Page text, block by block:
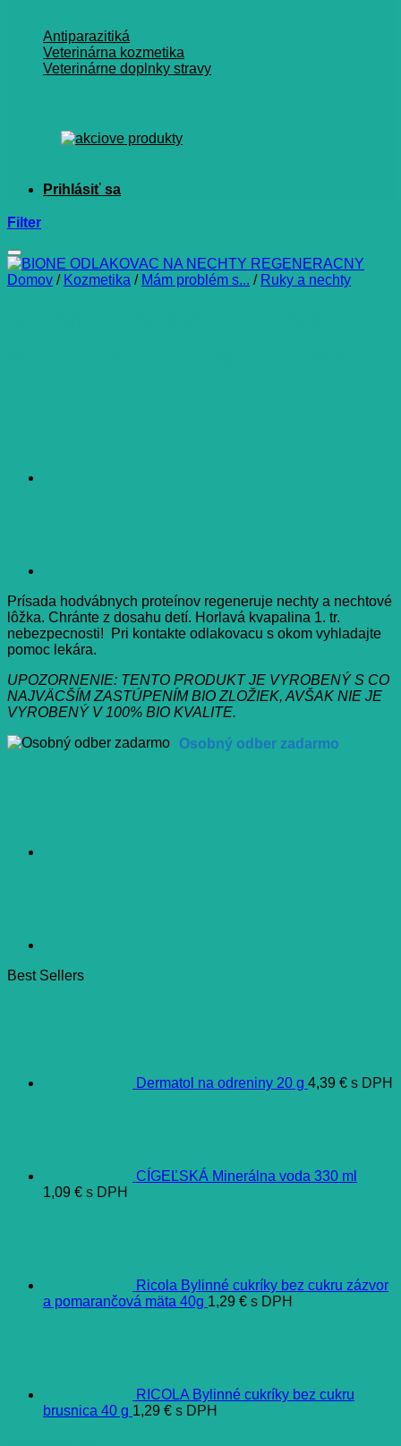
Antiparazitiká
Veterinárna kozmetika
Veterinárne doplnky stravy
Filter
Domov / Kozmetika / Mám problém s... / Ruky a nechty
Prísada hodvábnych proteínov regeneruje nechty a nechtové
lôžka. Chránte z dosahu detí. Horlavá kvapalina 1. tr.
nebezpecnosti! Pri kontakte odlakovacu s okom vyhladajte
pomoc lekára.
UPOZORNENIE: TENTO PRODUKT JE VYROBENÝ S CO
NAJVÄCŠÍM ZASTÚPENÍM BIO ZLOŽIEK, AVŠAK NIE JE
VYROBENÝ V 100% BIO KVALITE.
Osobný odber zadarmo
Best Sellers
Dermatol na odreniny 20 g 4,39 € s DPH
CÍGEĽSKÁ Minerálna voda 330 ml
1,09 € s DPH
Ricola Bylinné cukríky bez cukru zázvor
a pomarančová mäta 40g 1,29 € s DPH
RICOLA Bylinné cukríky bez cukru
brusnica 40 g 1,29 € s DPH